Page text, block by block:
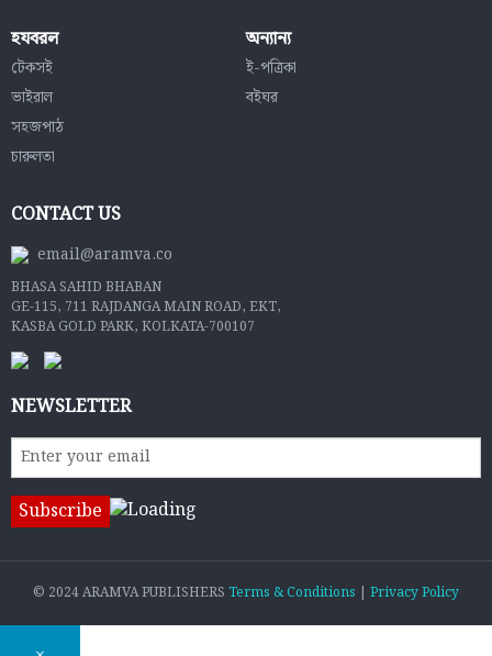
হযবরল
টেকসই
ভাইরাল
সহজপাঠ
চারুলতা
অন্যান্য
ই-পত্রিকা
বইঘর
CONTACT US
email@aramva.co
BHASA SAHID BHABAN
GE-115, 711 RAJDANGA MAIN ROAD, EKT,
KASBA GOLD PARK, KOLKATA-700107
NEWSLETTER
© 2024 ARAMVA PUBLISHERS Terms & Conditions | Privacy Policy